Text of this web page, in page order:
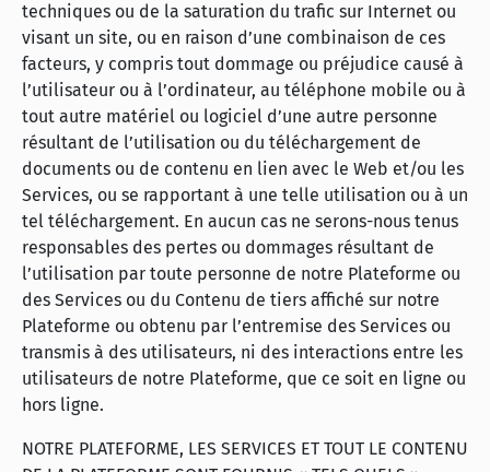
techniques ou de la saturation du trafic sur Internet ou
visant un site, ou en raison d’une combinaison de ces
facteurs, y compris tout dommage ou préjudice causé à
l’utilisateur ou à l’ordinateur, au téléphone mobile ou à
tout autre matériel ou logiciel d’une autre personne
résultant de l’utilisation ou du téléchargement de
documents ou de contenu en lien avec le Web et/ou les
Services, ou se rapportant à une telle utilisation ou à un
tel téléchargement. En aucun cas ne serons-nous tenus
responsables des pertes ou dommages résultant de
l’utilisation par toute personne de notre Plateforme ou
des Services ou du Contenu de tiers affiché sur notre
Plateforme ou obtenu par l’entremise des Services ou
transmis à des utilisateurs, ni des interactions entre les
utilisateurs de notre Plateforme, que ce soit en ligne ou
hors ligne.
NOTRE PLATEFORME, LES SERVICES ET TOUT LE CONTENU